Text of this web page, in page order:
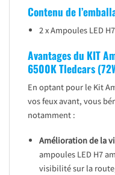
Contenu de
2 x Ampoules LED
Avantages du KIT
6500K Tledcars
En optant pour le Kit
vos feux avant, vous
notamment :
Amélioration de la
ampoules LED H7
visibilité sur la